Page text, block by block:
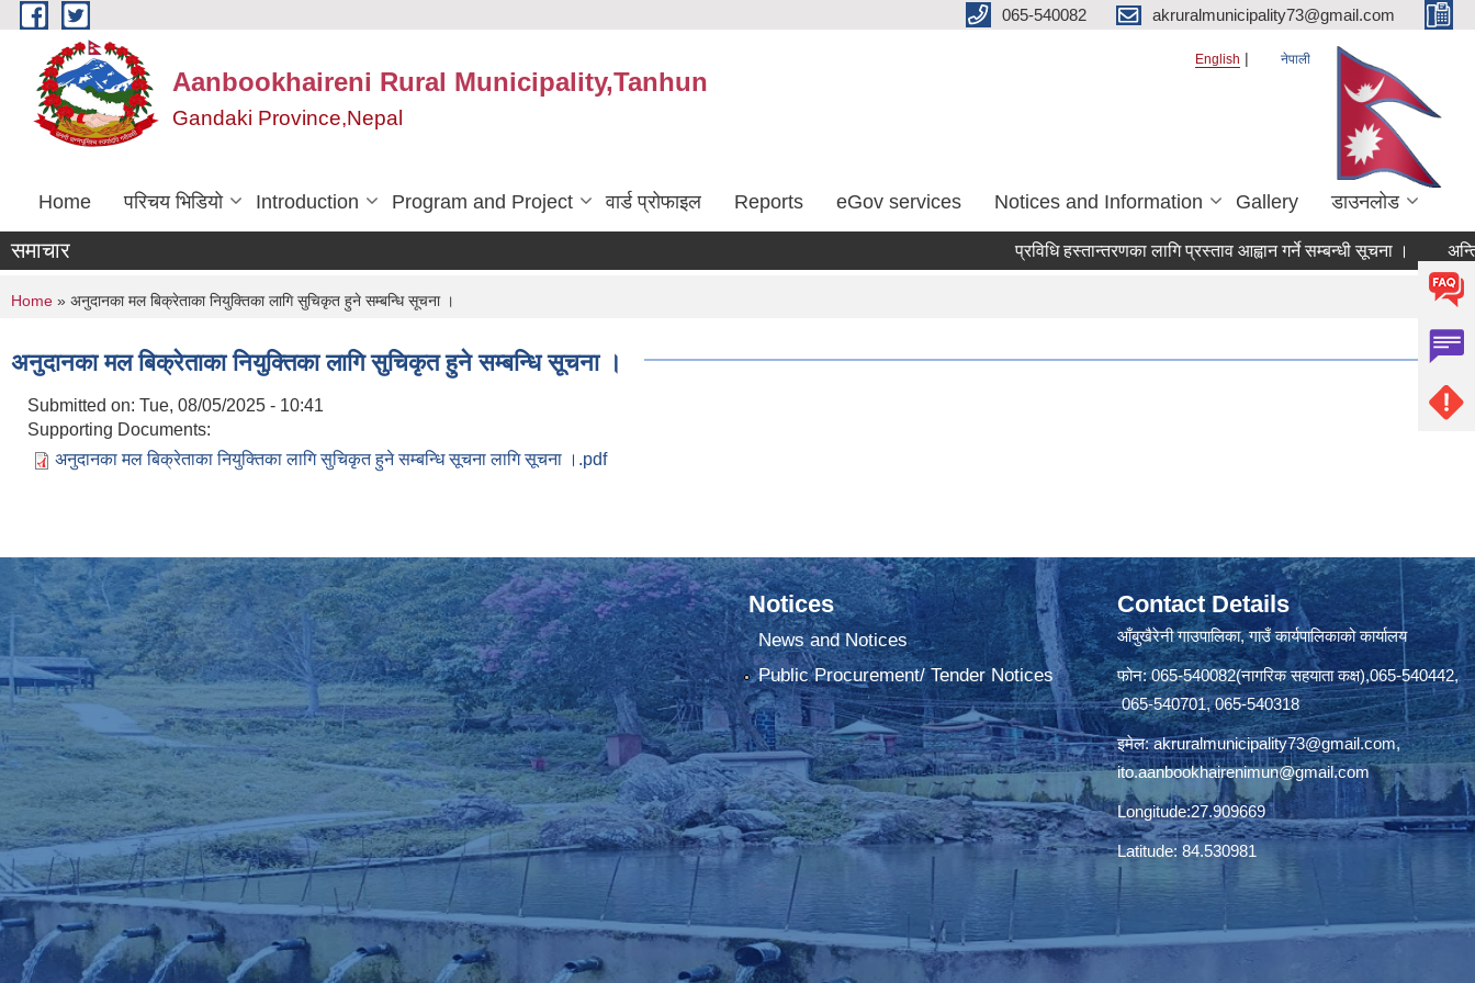
Skip to main content 065-540082 akruralmunicipality73@gmail.com
Aanbookhaireni Rural Municipality,Tanhun
Gandaki Province,Nepal
English नेपाली
Home परिचय भिडियो Introduction Program and Project वार्ड प्रोफाइल Reports eGov services Notices and Information Gallery डाउनलोड
समाचार प्रविधि हस्तान्तरणका लागि प्रस्ताव आह्वान गर्ने सम्बन्धी सूचना ।
You are here
Home » अनुदानका मल बिक्रेताका नियुक्तिका लागि सुचिकृत हुने सम्बन्धि सूचना ।
अनुदानका मल बिक्रेताका नियुक्तिका लागि सुचिकृत हुने सम्बन्धि सूचना ।
Submitted on: Tue, 08/05/2025 - 10:41
Supporting Documents:
अनुदानका मल बिक्रेताका नियुक्तिका लागि सुचिकृत हुने सम्बन्धि सूचना लागि सूचना ।.pdf
Notices
News and Notices
Public Procurement/ Tender Notices
Contact Details
आँबुखैरेनी गाउपालिका, गाउँ कार्यपालिकाको कार्यालय
फोन: 065-540082(नागरिक सहयाता कक्ष),065-540442,
065-540701, 065-540318
इमेल:akruralmunicipality73@gmail.com,
ito.aanbookhairenimun@gmail.com
Longitude:27.909669
Latitude: 84.530981